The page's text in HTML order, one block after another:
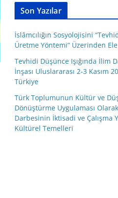
e
r
Son Yazılar
İslâmcılığın Sosyolojisini
Üretme Yöntemi” Üzerinden
Tevhidi Düşünce Işığında İlim
İnşası Uluslararası 2-3 Kasım
Türkiye
Türk Toplumunun Kültür ve
Dönüştürme Uygulaması
Darbesinin İktisadi ve Çalışma
Kültürel Temelleri